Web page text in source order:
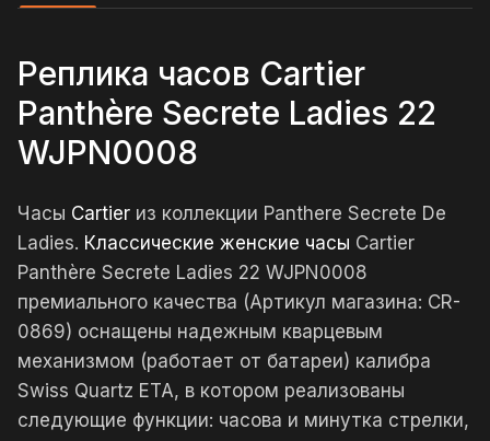
Реплика часов Cartier
Panthère Secrete Ladies 22
WJPN0008
Часы Cartier из коллекции Panthere Secrete De
Ladies. Классические женские часы Cartier
Panthère Secrete Ladies 22 WJPN0008
премиального качества (Артикул магазина: CR-
0869) оснащены надежным кварцевым
механизмом (работает от батареи) калибра
Swiss Quartz ETA, в котором реализованы
следующие функции: часова и минутка стрелки,